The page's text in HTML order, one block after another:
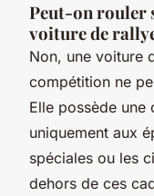
Peut-on rouler
voiture de
Non, une voiture
compétition ne
Elle possède une
uniquement aux
spéciales ou les
dehors de ces